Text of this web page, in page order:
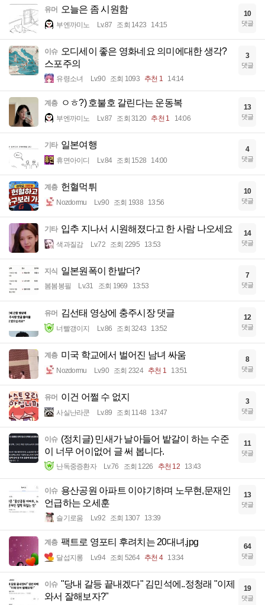
유머 오늘은 좀 시원함
부엔까미노 Lv.87 조회 1423 14:15
10
댓글
이슈 오디세이 좋은 영화네요 의미에대한 생각?
스포주의
유령소녀 Lv.90 조회 1093 추천 1 14:14
3
댓글
계층 ㅇㅎ?) 호불호 갈린다는 운동복
부엔까미노 Lv.87 조회 3120 추천 1 14:06
13
댓글
기타 일본여행
휴면아이디 Lv.84 조회 1528 14:00
4
댓글
계층 헌혈먹튀
Nozdormu Lv.90 조회 1938 13:56
10
댓글
기타 입추 지나서 시원해졌다고 한 사람 나오세요
색과질감 Lv.72 조회 2295 13:53
14
댓글
지식 일본원폭이 한발더?
봄봄봉필 Lv.31 조회 1969 13:53
7
댓글
유머 김선태 영상에 충주시장 댓글
너빨갱이지 Lv.86 조회 3243 13:52
12
댓글
계층 미국 학교에서 벌어진 남녀 싸움
Nozdormu Lv.90 조회 2324 추천 1 13:51
8
댓글
유머 이건 어쩔 수 없지
사실난라쿤 Lv.89 조회 1148 13:47
3
댓글
이슈 (정치글) 민새가 날아들어 밭갈이 하는 수준
이 너무 어이없어 글 써 봅니다.
난독중증환자 Lv.76 조회 1226 추천 12 13:43
11
댓글
이슈 용산공원 아파트 이야기하며 노무현,문재인
언급하는 오세훈
슬기로움 Lv.92 조회 1307 13:39
13
댓글
계층 팩트로 영포티 후려치는 20대녀.jpg
달섭지롱 Lv.94 조회 5264 추천 4 13:34
64
댓글
이슈 "당내 갈등 끝내겠다" 김민석에..정청래 "이제
와서 잘해보자?"
19
댓글